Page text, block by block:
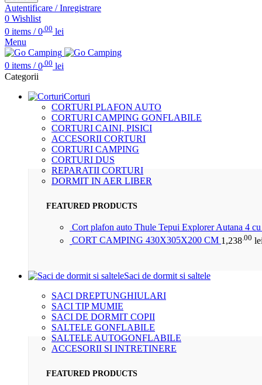
Autentificare / Inregistrare
0 Wishlist
0 items / 0.00 lei
Menu
0 items / 0 .00 lei
Categorii
Corturi
CORTURI PLAFON AUTO
CORTURI CAMPING GONFLABILE
CORTURI CAINI, PISICI
ACCESORII CORTURI
CORTURI CAMPING
CORTURI DUS
REPARATII CORTURI
DORMIT IN AER LIBER
FEATURED PRODUCTS
Cort plafon auto Thule Tepui Explorer Autana 4
CORT CAMPING 430X305X200 CM 1,238 .00
Saci de dormit si saltele
SACI DREPTUNGHIULARI
SACI TIP MUMIE
SACI DE DORMIT COPII
SALTELE GONFLABILE
SALTELE AUTOGONFLABILE
ACCESORII SI INTRETINERE
FEATURED PRODUCTS